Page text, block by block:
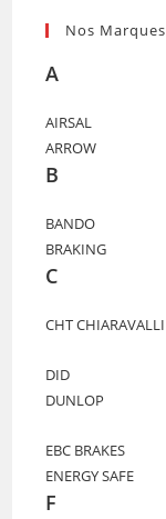
Nos Marques
A
AIRSAL
ARROW
B
BANDO
BRAKING
C
CHT CHIARAVALLI
DID
DUNLOP
EBC BRAKES
ENERGY SAFE
F